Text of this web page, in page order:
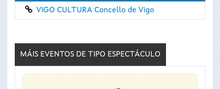
VIGO CULTURA Concello de Vigo
MÁIS EVENTOS DE TIPO ESPECTÁCULO